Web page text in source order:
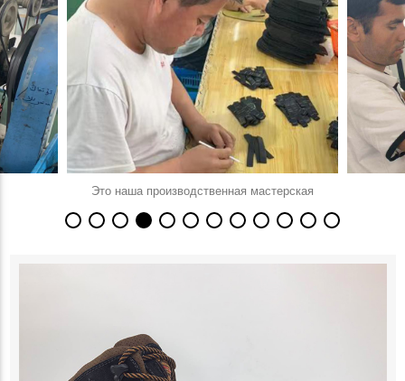
Это наша производственная мастерская